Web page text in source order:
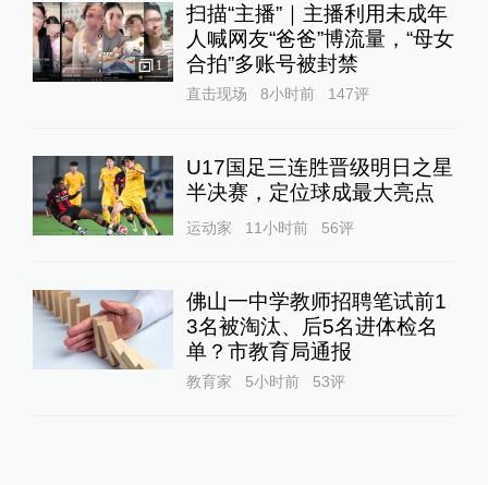
1
扫描“主播”｜主播利用未成年
人喊网友“爸爸”博流量，“母女
合拍”多账号被封禁
直击现场 8小时前 147评
U17国足三连胜晋级明日之星
半决赛，定位球成最大亮点
运动家 11小时前 56评
佛山一中学教师招聘笔试前1
3名被淘汰、后5名进体检名
单？市教育局通报
教育家 5小时前 53评